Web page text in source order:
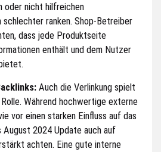
oder nicht hilfreichen
schlechter ranken. Shop-Betreiber
dass jede Produktseite
enthält und dem Nutzer
: Auch die Verlinkung spielt
Während hochwertige externe
vor einen starken Einfluss auf das
August 2024 Update auch auf
achten. Eine gute interne